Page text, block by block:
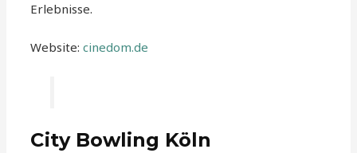
Erlebnisse.
Website:cinedom.de
City Bowling Köln